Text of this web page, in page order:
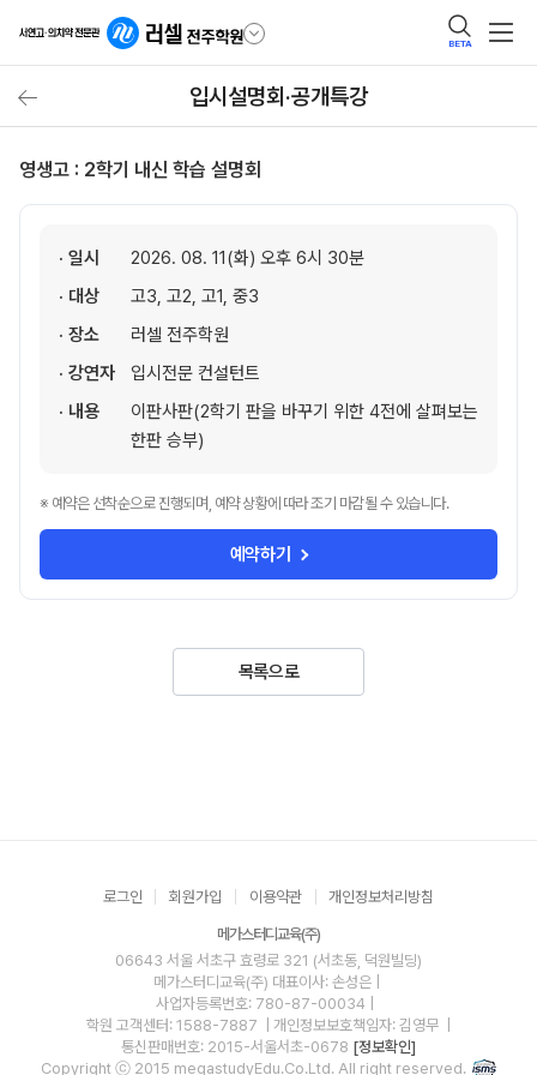
BETA
입시설명회·공개특강
영생고 : 2학기 내신 학습 설명회
· 일시
2026. 08. 11(화) 오후 6시 30분
· 대상
고3, 고2, 고1, 중3
· 장소
러셀 전주학원
· 강연자
입시전문 컨설턴트
· 내용
이판사판(2학기 판을 바꾸기 위한 4전에 살펴보는
한판 승부)
※ 예약은 선착순으로 진행되며, 예약 상황에 따라 조기 마감될 수 있습니다.
예약하기
목록으로
로그인 회원가입 이용약관 개인정보처리방침
메가스터디교육(주)
06643 서울 서초구 효령로 321 (서초동, 덕원빌딩)
메가스터디교육(주) 대표이사: 손성은 |
사업자등록번호: 780-87-00034
학원 고객센터: 1588-7887
| 개인정보보호책임자: 김영무
통신판매번호: 2015-서울서초-0678 [정보확인]
Copyright ⓒ 2015 megastudyEdu.Co.Ltd. All right reserved.